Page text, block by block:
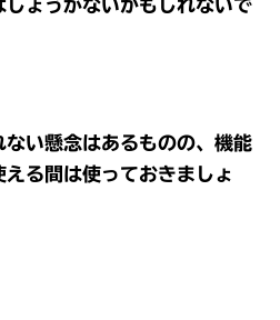
しょうがないかもしれないで
い懸念はあるものの、機能
る間は使っておきましょ